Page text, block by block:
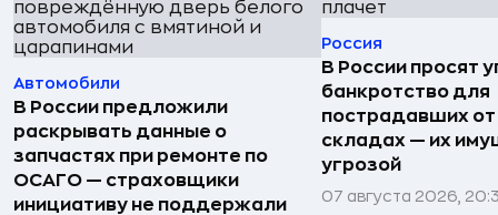
Автомобили
В России предложили
раскрывать данные о
запчастях при ремонте по
ОСАГО — страховщики
инициативу не поддержали
Россия
В России просят
банкротство для
пострадавших
складах — их
угрозой
07 августа 2026,